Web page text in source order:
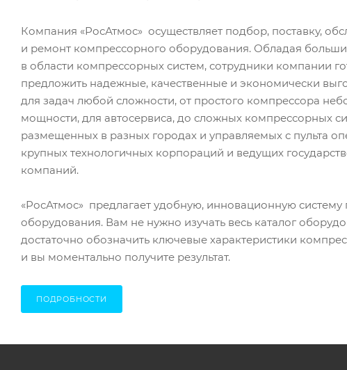
Компания «РосАтмос» осуществляет подбор, поставку,
и ремонт компрессорного оборудования. Обладая
в области компрессорных систем, сотрудники компании
предложить надежные, качественные и экономически
для задач любой сложности, от простого компрессора
мощности, для автосервиса, до сложных компрессорных
размещенных в разных городах и управляемых с пульта
крупных технологичных корпораций и ведущих
компаний.
«РосАтмос» предлагает удобную, инновационную систему
оборудования. Вам не нужно изучать весь каталог
достаточно обозначить ключевые характеристики
и вы моментально получите результат.
ПОДРОБНОСТИ